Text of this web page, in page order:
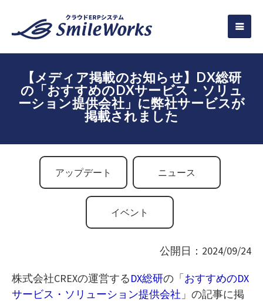
【メディア掲載のお知らせ】DX総研
の「おすすめのDXサービス・ソリュ
ーション提供会社」に弊社サービスが
掲載されました
アップデート ニュース
イベント
公開日：2024/09/24
株式会社CREXの運営するDX総研の「おすすめのDX
サービス・ソリューション提供会社 」の記事に掲